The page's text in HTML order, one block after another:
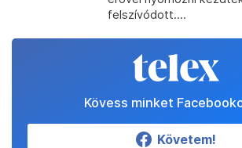
felszívódott....
Kövess minket
Követem!